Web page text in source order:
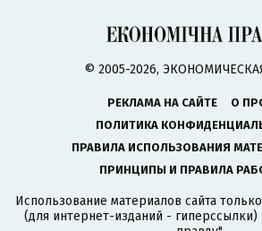
© 2005-2026,
РЕКЛАМА НА САЙТЕ
О
ПОЛИТИКА
ПРАВИЛА ИСПОЛЬЗОВАНИЯ
ПРИНЦИПЫ И ПРАВИЛА
Использование материалов сайта
(для интернет-изданий -